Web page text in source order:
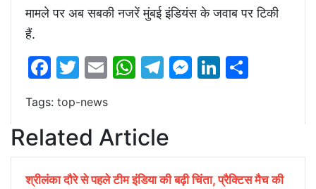
मामले पर अब सबकी नजरें मुंबई इंडियंस के जवाब पर टिकी
हैं.
Facebook
Twitter
EmailWhatsApp
Telegram
Messenger
LinkedIn
Tags: top-news
Related Article
श्रीलंका दौरे से पहले टीम इंडिया की बढ़ी चिंता, प्रैक्टिस मैच की